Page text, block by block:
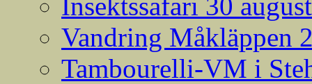
Vandring Måkläppen
Tambourelli-VM i